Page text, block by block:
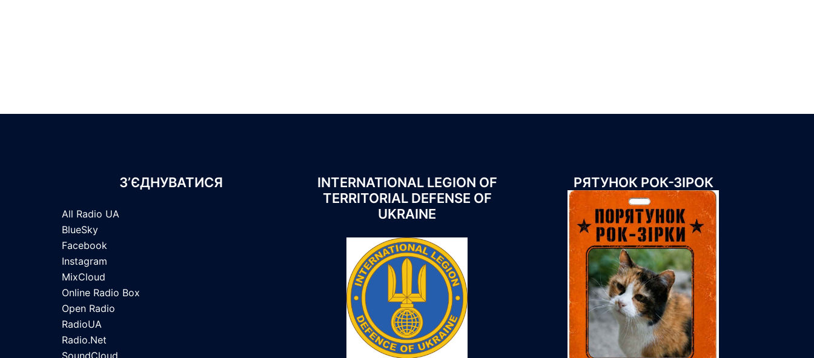
З’ЄДНУВАТИСЯ
All Radio UA
BlueSky
Facebook
Instagram
MixCloud
Online Radio Box
Open Radio
RadioUA
Radio.Net
INTERNATIONAL LEGION OF
TERRITORIAL DEFENSE OF
UKRAINE
РЯТУНОК РОК-ЗІРОК